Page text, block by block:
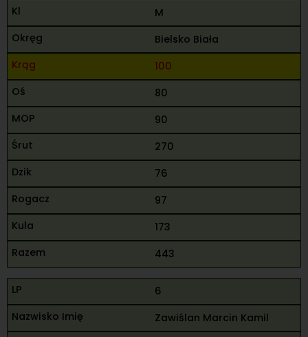
M
Bielsko Biała
100
80
90
270
76
97
173
443
6
Zawiślan Marcin Kamil